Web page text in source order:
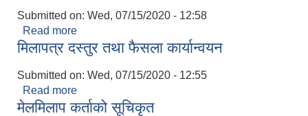
Submitted on: Wed, 07/15/2020 - 12:58
Read more
मिलापत्र दस्तुर तथा फैसला कार्यान्वयन
Submitted on: Wed, 07/15/2020 - 12:55
Read more
मेलमिलाप कर्ताको सूचिकृत